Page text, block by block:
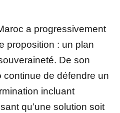
a progressivement
proposition : un plan
De son
continue de défendre un
incluant
qu’une solution soit